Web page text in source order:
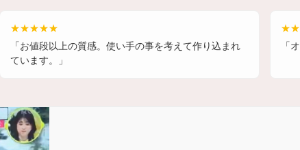
★★★★★
「お値段以上の質感。使い手の事を考えて作り込まれ
ています。」
「